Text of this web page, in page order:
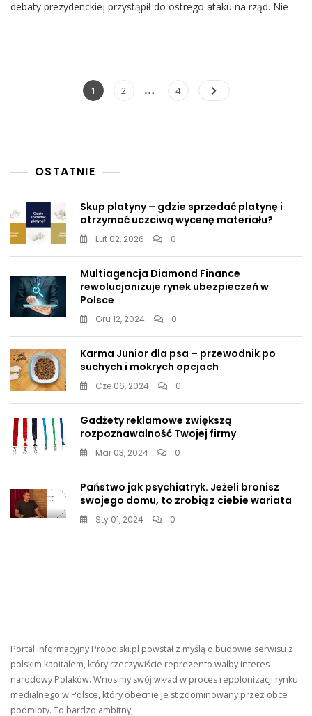
Ostro
Atakuje
debaty prezydenckiej przystąpił do ostrego ataku na rząd. Nie
Nawigacja
Page
1 Page
2 … Page
4
OSTATNIE
Skup platyny – gdzie sprzedać platynę i
otrzymać uczciwą wycenę materiału?
Lut 02, 2026 0
Multiagencja Diamond Finance
rewolucjonizuje rynek ubezpieczeń w
Polsce
Gru 12, 2024 0
Karma Junior dla psa – przewodnik po
suchych i mokrych opcjach
Cze 06, 2024 0
Gadżety reklamowe zwiększą
rozpoznawalność Twojej firmy
Mar 03, 2024 0
Państwo jak psychiatryk. Jeżeli bronisz
swojego domu, to zrobią z ciebie wariata
Sty 01, 2024 0
Portal informacyjny Propolski.pl powstał z myślą o budowie serwisu z
polskim kapitałem, który rzeczywiście reprezento wałby interes
narodowy Polaków. Wnosimy swój wkład w proces repolonizacji rynku
medialnego w Polsce, który obecnie je st zdominowany przez obce
podmioty. To bardzo ambitny,